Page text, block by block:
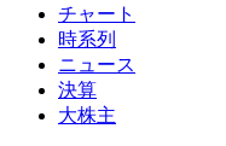
チャート
時系列
ニュース
決算
大株主